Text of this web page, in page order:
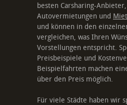
besten Carsharing-Anbieter,
Autovermietungen und
und können in den
vergleichen, was Ihren
Vorstellungen entspricht.
Preisbeispiele und
Beispielfahrten machen
über den Preis möglich.
Für viele Städte haben wir